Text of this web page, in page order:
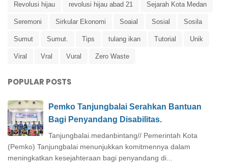
Revolusi hijau revolusi hijau abad 21 Sejarah Kota Medan
Seremoni Sirkular Ekonomi Soaial Sosial Sosila
Sumut Sumut. Tips tulang ikan Tutorial Unik
Viral Vral Vural Zero Waste
POPULAR POSTS
Pemko Tanjungbalai Serahkan Bantuan
Bagi Penyandang Disabilitas.
Tanjungbalai.medanbintang// Pemerintah Kota
(Pemko) Tanjungbalai menunjukkan komitmennya dalam
meningkatkan kesejahteraan bagi penyandang di...